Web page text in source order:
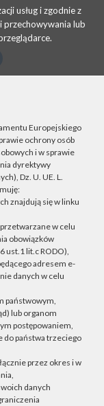
usług i zgodnie z
przechowywania lub
Europejskiego
ochrony osób
i w sprawie
dyrektywy
Dz. U. UE. L.
znajdują się w linku
w celu
obowiązków
ust.1 lit.c RODO),
adresem e-
danych w celu
państwowym,
lub organom
postępowaniem,
do państwa trzeciego
przez okres i w
danych